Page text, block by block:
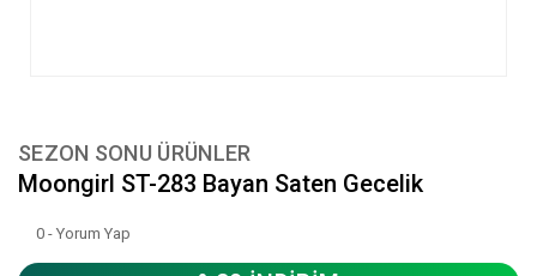
SEZON SONU ÜRÜNLER
Moongirl ST-283 Bayan Saten Gecelik
0 - Yorum Yap